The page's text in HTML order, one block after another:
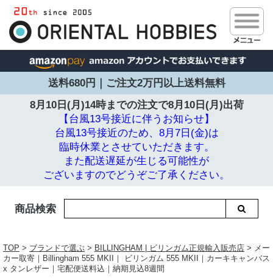
送料680円｜ご注文2万円以上送料無料
8月10日(月)14時までの注文で8月10日(月)出荷
【台風13号接近に伴うお知らせ】
台風13号接近のため、8月7日(金)は
臨時休業とさせていただきます。
また配送遅延が生じる可能性が
ございますのでどうぞご了承ください。
商品検索
TOP > ブランドで選ぶ > BILLINGHAM | ビリンガム正規輸入販売店 > メー
カー取寄｜Billingham 555 MKII｜ ビリンガム 555 MKII｜カーキキャンバス
x タンレザー｜宅配便送料込｜納期見込8週間